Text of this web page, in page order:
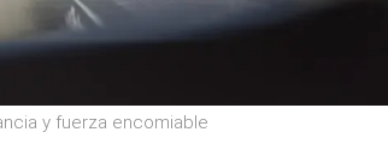
y fuerza encomiable